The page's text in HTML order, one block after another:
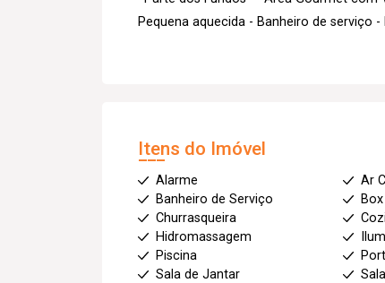
Pequena aquecida - Banheiro de serviço -
Itens do Imóvel
Alarme Ar
Banheiro de Serviço
Churrasqueira
Hidromassagem
Piscina
Sala de Jantar